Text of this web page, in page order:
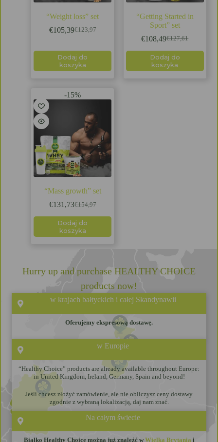
“Weight loss” set
€123,97
€105,39
Dodaj do
koszyka
“Getting Started in
Sport” set
€127,61
€108,49
Dodaj do
koszyka
-15%
“Mass growth” set
€154,97
€131,73
Dodaj do
koszyka
Hurry up and purchase HEALTHY CHOICE
products now!
w krajach bałtyckich i całej Skandynawii
Oferujemy ekspresową dostawę.
w Europie
“Healthy Choice” products are already available throughout Europe:
in United Kingdom, Ireland, Germany, Spain and beyond!
Jeśli chcesz złożyć zamówienie, ale nie obliczysz ceny dostawy
zgodnie z wybraną lokalizacją, daj nam znać.
Na całym świecie
Białko Healthy Choice można już znaleźć w Wielka Brytania i